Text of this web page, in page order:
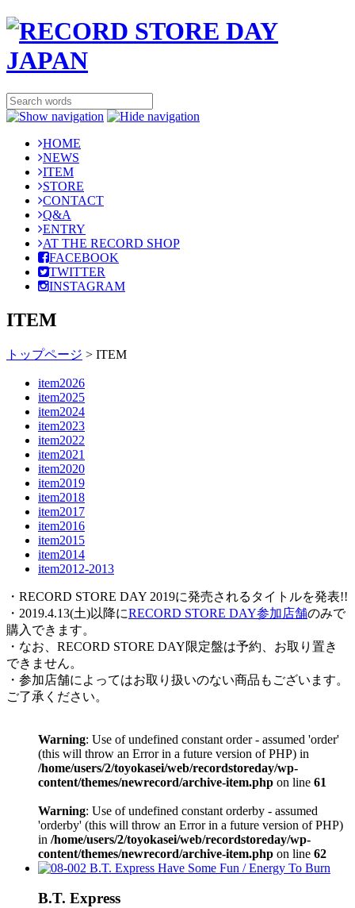
HOME
NEWS
ITEM
STORE
CONTACT
Q&A
ENTRY
AT THE RECORD SHOP
FACEBOOK
TWITTER
INSTAGRAM
ITEM
トップページ > ITEM
item2026
item2025
item2024
item2023
item2022
item2021
item2020
item2019
item2018
item2017
item2016
item2015
item2014
item2012-2013
・RECORD STORE DAY 2019に発売されるタイトルを発表!!
・2019.4.13(土)以降にRECORD STORE DAY参加店舗のみで
購入できます。
・なお、RECORD STORE DAY限定盤は予約、お取り置き
できません。
・参加店舗によってはお取り扱いのない商品もございます。
ご了承ください。
Warning: Use of undefined constant order - assumed 'order'
(this will throw an Error in a future version of PHP) in
/home/users/2/toyokasei/web/recordstoreday/wp-
content/themes/newrecord/archive-item.php on line 61
Warning: Use of undefined constant orderby - assumed
'orderby' (this will throw an Error in a future version of PHP)
in /home/users/2/toyokasei/web/recordstoreday/wp-
content/themes/newrecord/archive-item.php on line 62
B.T. Express